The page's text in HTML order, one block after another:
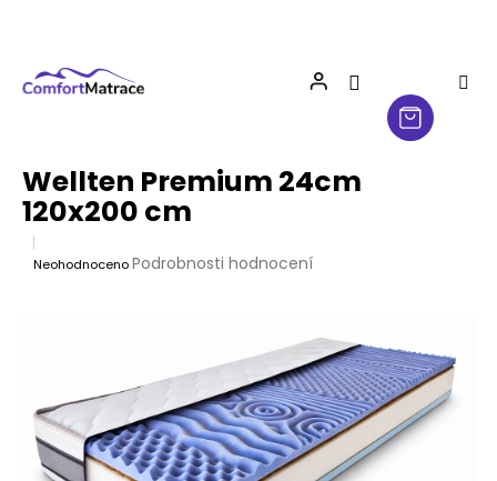
Wellten Premium 24cm
120x200 cm
Průměrné
hvězdiček.
NeohodnocenoPodrobnosti hodnocení